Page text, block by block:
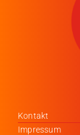
Kontakt
Impressum